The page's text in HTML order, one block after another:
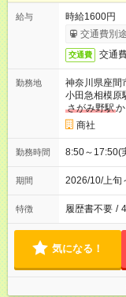
給与
時給1600円
交通費別
交通費 交通
勤務地
神奈川県座間
小田急相模原
さがみ野駅
商社
勤務時間 8:50～17:50(
期間 2026/10/上
特徴 履歴書不要 /
気になる！